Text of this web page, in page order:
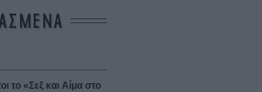
το «Σεξ και Αίμα στο